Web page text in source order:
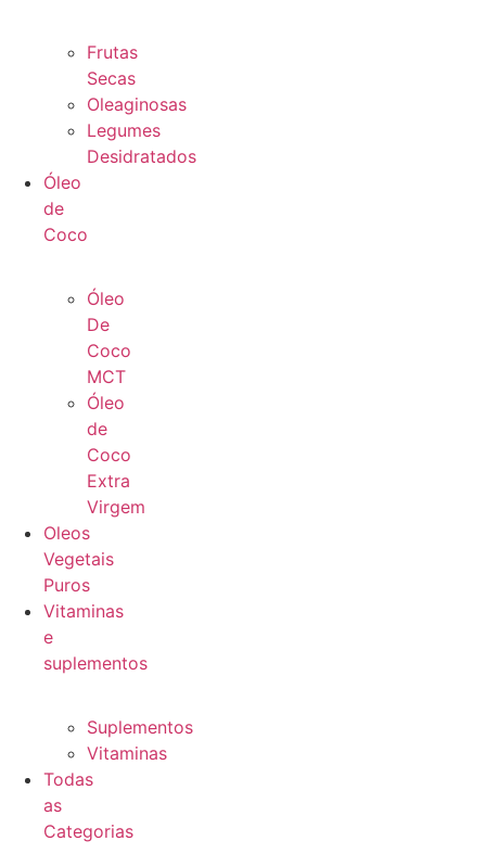
Frutas
Secas
Oleaginosas
Legumes
Desidratados
Óleo
de
Coco
Óleo
De
Coco
MCT
Óleo
de
Coco
Extra
Virgem
Oleos
Vegetais
Puros
Vitaminas
e
suplementos
Suplementos
Vitaminas
Todas
as
Categorias